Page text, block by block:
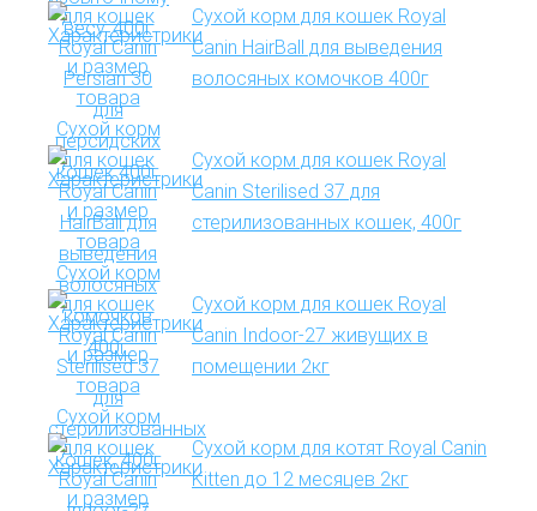
Сухой корм для кошек Royal
Canin HairBall для выведения
волосяных комочков 400г
Сухой корм для кошек Royal
Canin Sterilised 37 для
стерилизованных кошек, 400г
Сухой корм для кошек Royal
Canin Indoor-27 живущих в
помещении 2кг
Сухой корм для котят Royal Canin
Kitten до 12 месяцев 2кг